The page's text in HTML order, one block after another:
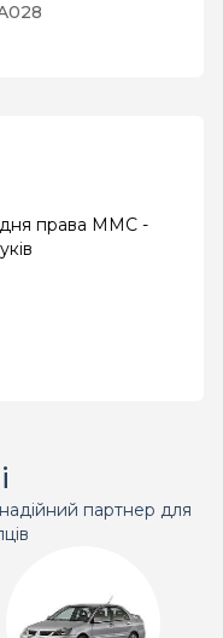
права MMC -
партнер для